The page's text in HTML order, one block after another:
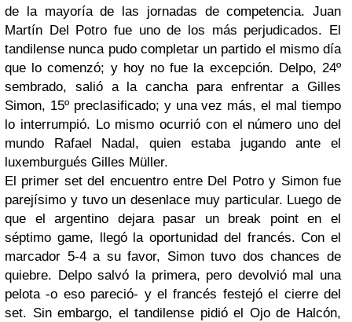
de la mayoría de las jornadas de competencia. Juan
Martín Del Potro fue uno de los más perjudicados. El
tandilense nunca pudo completar un partido el mismo día
que lo comenzó; y hoy no fue la excepción. Delpo, 24º
sembrado, salió a la cancha para enfrentar a Gilles
Simon, 15º preclasificado; y una vez más, el mal tiempo
lo interrumpió. Lo mismo ocurrió con el número uno del
mundo Rafael Nadal, quien estaba jugando ante el
luxemburgués Gilles Müller.
El primer setdel encuentro entre Del Potro y Simonfue
parejísimo y tuvo un desenlace muy particular. Luego de
que el argentino dejara pasar un break pointen el
séptimo game, llegó la oportunidad del francés. Con el
marcador 5-4 a su favor, Simontuvo doschances de
quiebre. Delposalvó la primera, pero devolvió mal una
pelota -o eso pareció- y el francés festejó el cierre del
set. Sin embargo, eltandilense pidió el Ojo de Halcón,